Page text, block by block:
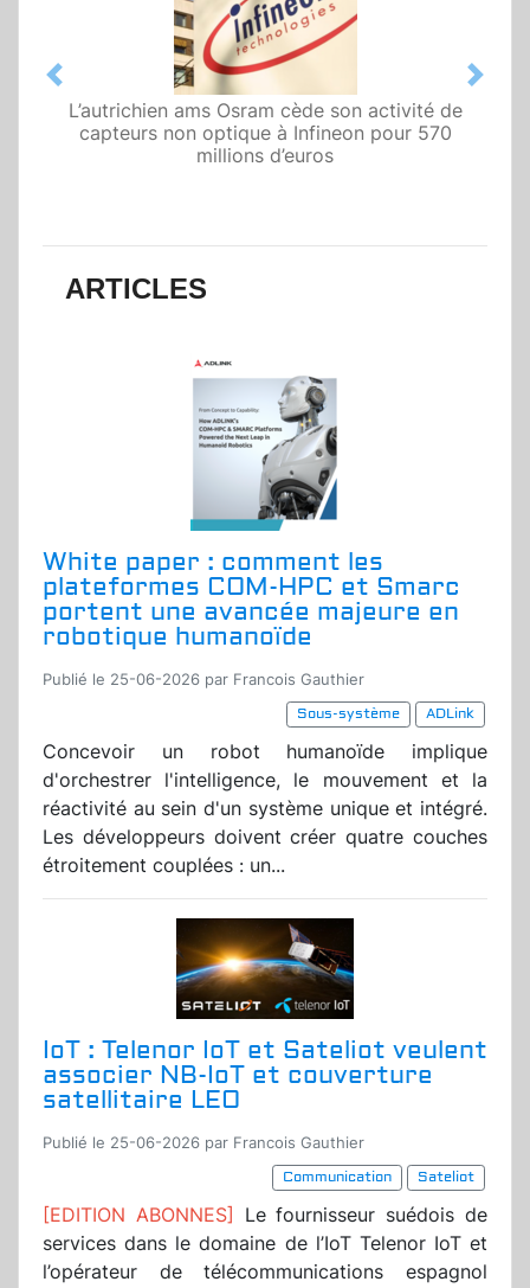
L’autrichien ams Osram cède son activité de
capteurs non optique à Infineon pour 570
millions d’euros
Qualcomm met en avant une architecture
fondée sur l’IA physique au service de robots
domestiques et humanoïdes
Previous Next
ARTICLES
White paper : comment les
plateformes COM-HPC et Smarc
portent une avancée majeure en
robotique humanoïde
Publié le 25-06-2026 par Francois Gauthier
Sous-système
ADLink
Concevoir un robot humanoïde implique
d'orchestrer l'intelligence, le mouvement et la
réactivité au sein d'un système unique et intégré.
Les développeurs doivent créer quatre couches
étroitement couplées : un...
IoT : Telenor IoT et Sateliot veulent
associer NB-IoT et couverture
satellitaire LEO
Publié le 25-06-2026 par Francois Gauthier
Communication
Sateliot
[EDITION ABONNES] Le fournisseur suédois de
services dans le domaine de l’IoT Telenor IoT et
l’opérateur de télécommunications espagnol